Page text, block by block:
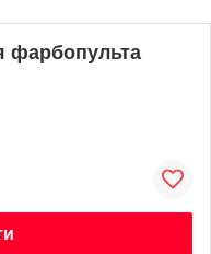
фарбопульта